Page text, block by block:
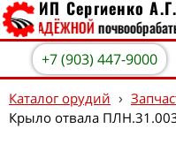
ИП Сергиенко А.Г.
НАДЁЖНОЙ
+7 (903) 447-9000
Каталог орудий ›
Крыло отвала